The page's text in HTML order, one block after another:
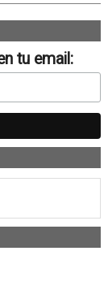
tu email: